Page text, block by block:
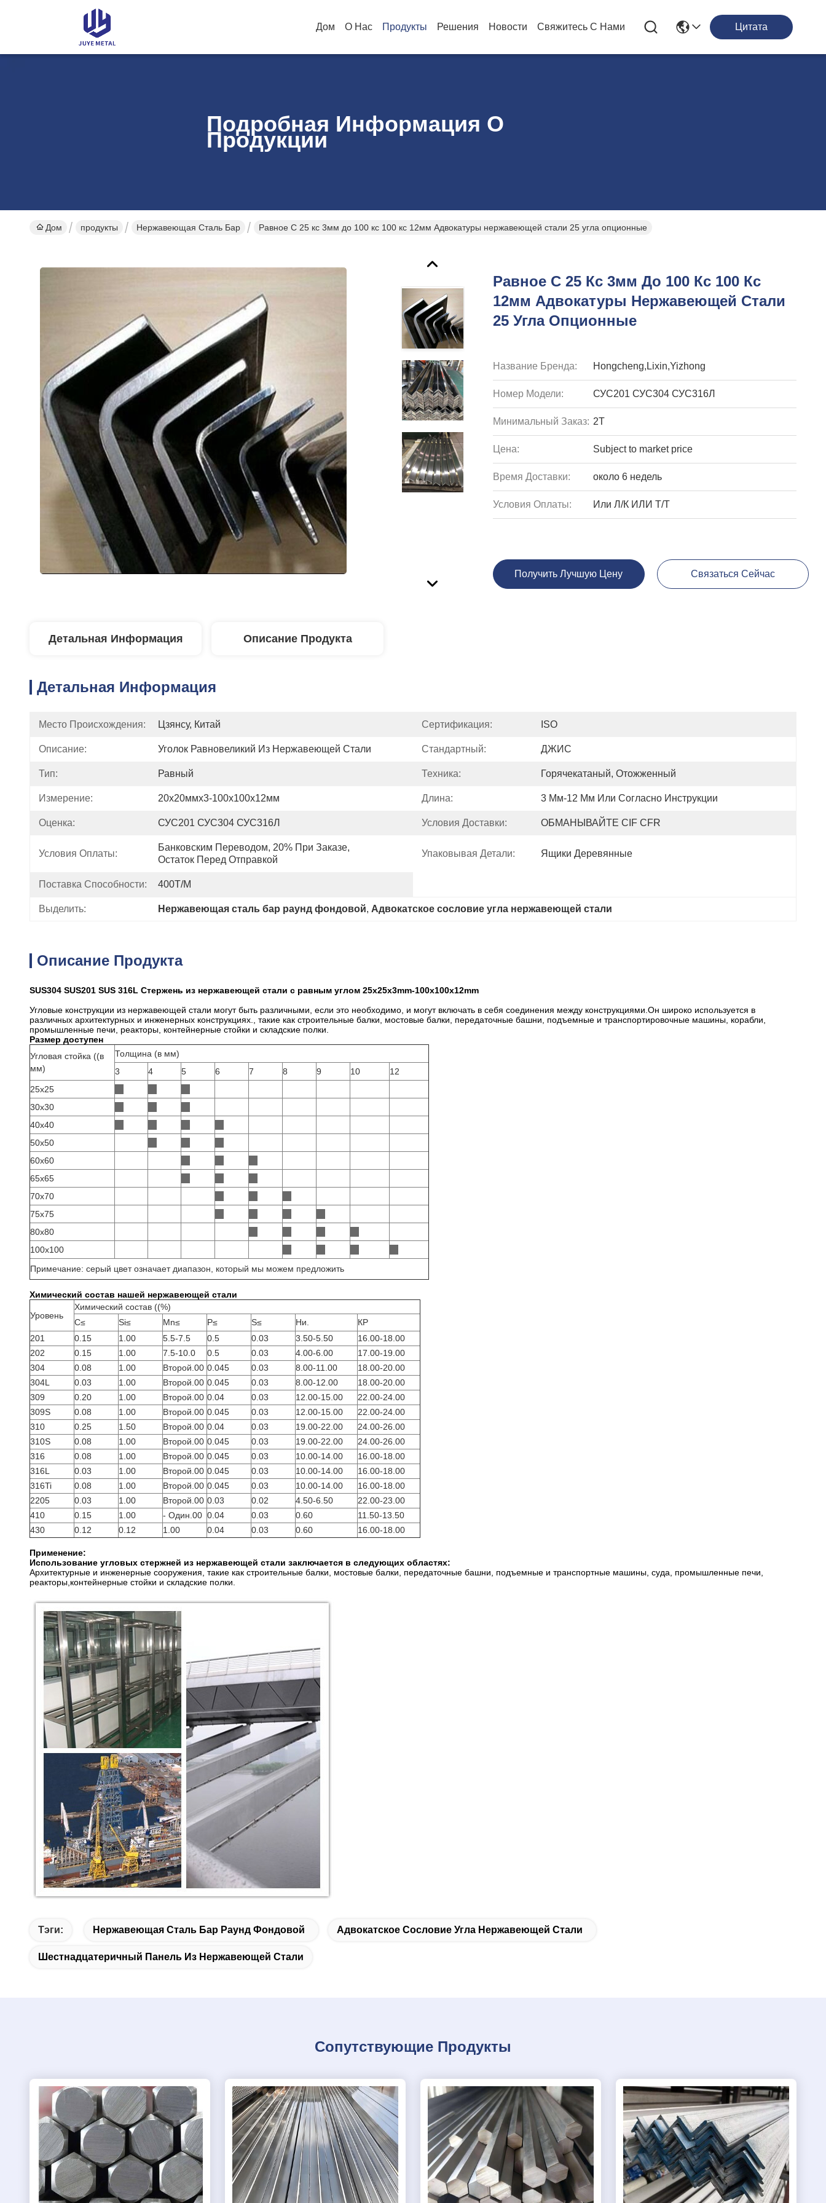
Дом О Нас Продукты Решения Новости Свяжитесь С Нами Цитата
Подробная Информация О
Продукции
Дом продукты Нержавеющая Сталь Бар Равное С 25 кс 3мм до 100 кс 100 кс 12мм Адвокатуры нержавеющей стали 25 угла опционные
Равное С 25 Кс 3мм До 100 Кс 100 Кс
12мм Адвокатуры Нержавеющей Стали
25 Угла Опционные
Название Бренда: Hongcheng,Lixin,Yizhong
Номер Модели: СУС201 СУС304 СУС316Л
Минимальный Заказ: 2Т
Цена: Subject to market price
Время Доставки: около 6 недель
Условия Оплаты: Или Л/К ИЛИ Т/Т
Получить Лучшую Цену Связаться Сейчас
Детальная Информация Описание Продукта
Детальная Информация
Место Происхождения: Цзянсу, Китай Сертификация: ISO
Описание: Уголок Равновеликий Из Нержавеющей Стали Стандартный: ДЖИС
Тип: Равный Техника: Горячекатаный, Отожженный
Измерение: 20x20ммx3-100x100x12мм Длина: 3 Мм-12 Мм Или Согласно Инструкции
Оценка: СУС201 СУС304 СУС316Л Условия Доставки: ОБМАНЫВАЙТЕ CIF CFR
Условия Оплаты:
Банковским Переводом, 20% При Заказе,
Остаток Перед Отправкой
Упаковывая Детали: Ящики Деревянные
Поставка Способности: 400T/M
Выделить: Нержавеющая сталь бар раунд фондовой, Адвокатское сословие угла нержавеющей стали
Описание Продукта
SUS304 SUS201 SUS 316L Стержень из нержавеющей стали с равным углом 25x25x3mm-100x100x12mm
Угловые конструкции из нержавеющей стали могут быть различными, если это необходимо, и могут включать в себя соединения между конструкциями.Он широко используется в
различных архитектурных и инженерных конструкциях., такие как строительные балки, мостовые балки, передаточные башни, подъемные и транспортировочные машины, корабли,
промышленные печи, реакторы, контейнерные стойки и складские полки.
Размер доступен
Угловая стойка ((в
мм)
Толщина (в мм)
3
4 5 6 7 8 9 10
12
25х25
30х30
40х40
50х50
60х60
65х65
70х70
75х75
80х80
100х100
Примечание: серый цвет означает диапазон, который мы можем предложить
Химический состав нашей нержавеющей стали
Уровень
Химический состав ((%)
C≤
Si≤ Mn≤ P≤ S≤ Ни.
КР
201
0.15 1.00 5.5-7.5 0.5 0.03 3.50-5.50
16.00-18.00
202
0.15 1.00 7.5-10.0 0.5 0.03 4.00-6.00
17.00-19.00
304
0.08 1.00 Второй.00 0.045 0.03 8.00-11.00
18.00-20.00
304L
0.03 1.00 Второй.00 0.045 0.03 8.00-12.00
18.00-20.00
309
0.20 1.00 Второй.00 0.04 0.03 12.00-15.00
22.00-24.00
309S
0.08 1.00 Второй.00 0.045 0.03 12.00-15.00
22.00-24.00
310
0.25 1.50 Второй.00 0.04 0.03 19.00-22.00
24.00-26.00
310S
0.08 1.00 Второй.00 0.045 0.03 19.00-22.00
24.00-26.00
316
0.08 1.00 Второй.00 0.045 0.03 10.00-14.00
16.00-18.00
316L
0.03 1.00 Второй.00 0.045 0.03 10.00-14.00
16.00-18.00
316Ti
0.08 1.00 Второй.00 0.045 0.03 10.00-14.00
16.00-18.00
2205
0.03 1.00 Второй.00 0.03 0.02 4.50-6.50
22.00-23.00
410
0.15 1.00 - Один.00 0.04 0.03 0.60
11.50-13.50
430
0.12 0.12 1.00 0.04 0.03 0.60 16.00-18.00
Применение:
Использование угловых стержней из нержавеющей стали заключается в следующих областях:
Архитектурные и инженерные сооружения, такие как строительные балки, мостовые балки, передаточные башни, подъемные и транспортные машины, суда, промышленные печи,
реакторы,контейнерные стойки и складские полки.
Тэги: Нержавеющая Сталь Бар Раунд Фондовой Адвокатское Сословие Угла Нержавеющей Стали
Шестнадцатеричный Панель Из Нержавеющей Стали
Сопутствующие Продукты